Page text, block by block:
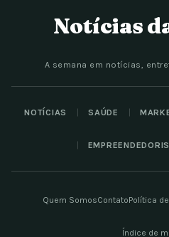
Notícias
A semana em notícias,
NOTÍCIAS SAÚDE
Quem SomosContatoPolítica
Índice de